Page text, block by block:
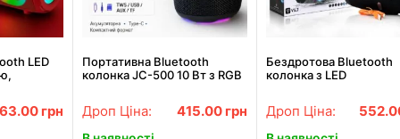
LED
грн
Портативна Bluetooth
колонка JC-500 10 Вт з RGB
міні-колонка
Дроп Ціна: 415.00 грн
Бездротова Bluetooth
колонка з LED
Дроп Ціна: